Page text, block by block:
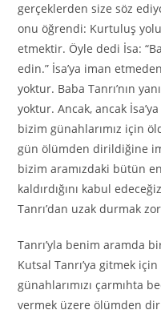
gerçeklerden size söz
onu öğrendi: Kurtuluş yolu
etmektir. Öyle dedi İsa:
edin.” İsa’ya iman
yoktur. Baba Tanrı’nın
yoktur. Ancak, ancak
bizim günahlarımız için
gün ölümden dirildiğine
bizim aramızdaki bütün
kaldırdığını kabul
Tanrı’dan uzak durmak
Tanrı’yla benim aramda
Kutsal Tanrı’ya gitmek
günahlarımızı çarmıhta
vermek üzere ölümden